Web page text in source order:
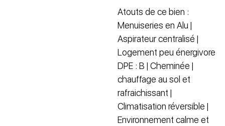
Atouts de ce bien :
Menuiseries en Alu |
Aspirateur centralisé |
Logement peu énergivore
DPE : B | Cheminée |
chauffage au sol et
rafraichissant |
Climatisation réversible |
Environnement calme et